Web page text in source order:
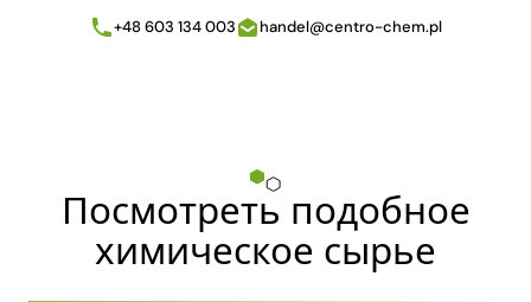
+48 603 134 003 handel@centro-chem.pl
Посмотреть подобное
химическое сырье